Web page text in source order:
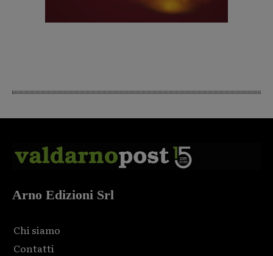
Arno Edizioni Srl
Chi siamo
Contatti